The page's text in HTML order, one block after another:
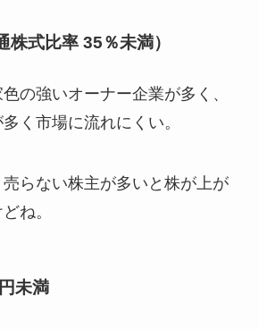
株式比率 35％未満）
の強いオーナー企業が多く、
く市場に流れにくい。
らない株主が多いと株が上が
ね。
未満